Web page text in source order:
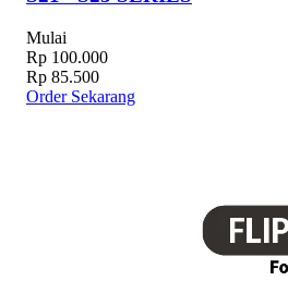
Mulai
Rp 100.000
Rp 85.500
Order Sekarang